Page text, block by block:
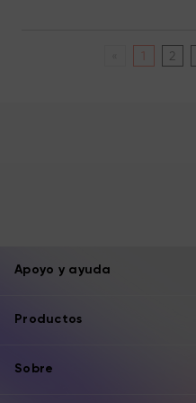
2
Apoyo y ayuda
Productos
Sobre